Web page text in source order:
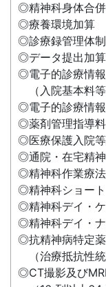
◎精神科身体合
◎療養環境加算
◎診療録管理体制
◎データ提出加算
◎電子的診療情
（入院基本料
◎電子的診療情
◎薬剤管理指導料
◎医療保護入院
◎通院・在宅精
◎精神科作業療法
◎精神科ショート
◎精神科デイ・ケ
◎精神科デイ・
◎抗精神病特定
（治療抵抗性
◎CT撮影及び